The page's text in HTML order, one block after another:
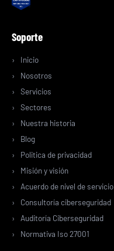
Soporte
Inicio
Nosotros
Servicios
Sectores
Nuestra historia
Blog
Politica de privacidad
Misión y visión
Acuerdo de nivel de servicio
Consultoría ciberseguridad
Auditoría Ciberseguridad
Normativa Iso 27001